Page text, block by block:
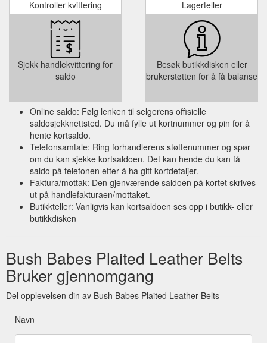
Kontroller kvittering
Sjekk handlekvittering for
saldo
Lagerteller
Besøk butikkdisken eller
brukerstøtten for å få balanse
Online saldo: Følg lenken til selgerens offisielle
saldosjekknettsted. Du må fylle ut kortnummer og pin for å
hente kortsaldo.
Telefonsamtale: Ring forhandlerens støttenummer og spør
om du kan sjekke kortsaldoen. Det kan hende du kan få
saldo på telefonen etter å ha gitt kortdetaljer.
Faktura/mottak: Den gjenværende saldoen på kortet skrives
ut på handlefakturaen/mottaket.
Butikkteller: Vanligvis kan kortsaldoen ses opp i butikk- eller
butikkdisken
Bush Babes Plaited Leather Belts
Bruker gjennomgang
Del opplevelsen din av Bush Babes Plaited Leather Belts
Navn